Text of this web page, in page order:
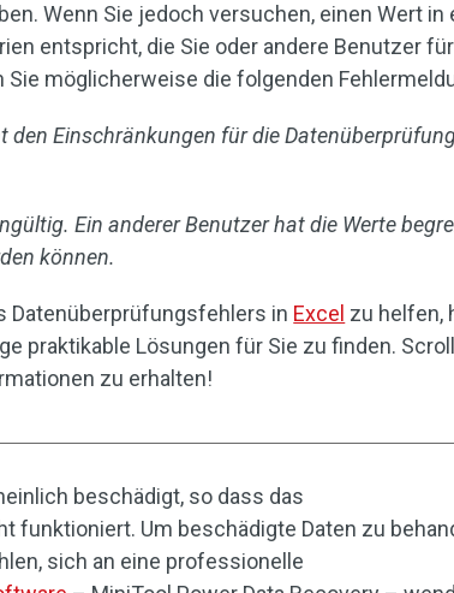
Wenn Sie jedoch versuchen, einen Wert in
entspricht, die Sie oder andere Benutzer
möglicherweise die folgenden
den Einschränkungen für die
Ein anderer Benutzer hat die Werte
können.
Datenüberprüfungsfehlers in Excel zu helfen,
praktikable Lösungen für Sie zu finden.
zu erhalten!
beschädigt, so dass das
funktioniert. Um beschädigte Daten zu
sich an eine professionelle